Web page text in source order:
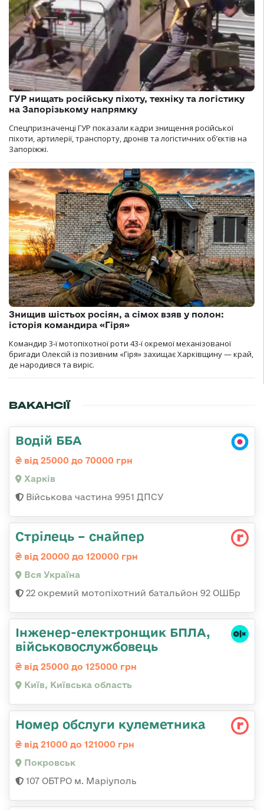
ГУР нищать російську піхоту, техніку та логістику
на Запорізькому напрямку
Спецпризначенці ГУР показали кадри знищення російської
піхоти, артилерії, транспорту, дронів та логістичних об’єктів на
Запоріжжі.
Знищив шістьох росіян, а сімох взяв у полон:
історія командира «Гіря»
Командир 3-ї мотопіхотної роти 43-ї окремої механізованої
бригади Олексій із позивним «Гіря» захищає Харківщину — край,
де народився та виріс.
ВАКАНСІЇ
Водій ББА
від 25000 до 70000 грн
Харків
Військова частина 9951 ДПСУ
Стрілець – снайпер
від 20000 до 120000 грн
Вся Україна
22 окремий мотопіхотний батальйон 92 ОШБр
Інженер-електронщик БПЛА,
військовослужбовець
від 25000 до 125000 грн
Київ, Київська область
Номер обслуги кулеметника
від 21000 до 121000 грн
Покровськ
107 ОБТРО м. Маріуполь